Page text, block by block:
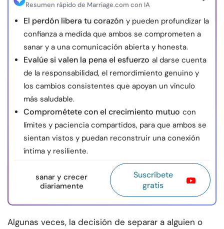
Resumen rápido de Marriage.com con IA
El perdón libera tu corazón y pueden profundizar la
confianza a medida que ambos se comprometen a
sanar y a una comunicación abierta y honesta.
Evalúe si valen la pena el esfuerzo al darse cuenta
de la responsabilidad, el remordimiento genuino y
los cambios consistentes que apoyan un vínculo
más saludable.
Comprométete con el crecimiento mutuo con
límites y paciencia compartidos, para que ambos se
sientan vistos y puedan reconstruir una conexión
íntima y resiliente.
sanar y crecer
diariamente
Suscríbete
gratis
Algunas veces, la decisión de separar a alguien o